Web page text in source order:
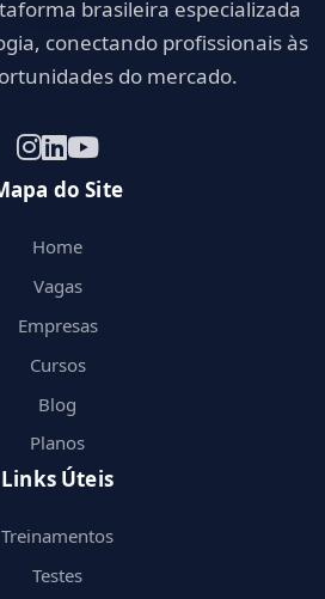
brasileira especializada
conectando profissionais às
do mercado.
do Site
Home
Vagas
Empresas
Cursos
Blog
Planos
Links Úteis
Treinamentos
Testes